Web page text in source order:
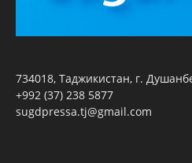
734018, Таджикистан, г.
+992 (37) 238 5877
sugdpressa.tj@gmail.com